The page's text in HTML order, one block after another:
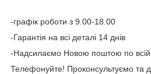
-графік роботи з 9.00-18.00
-Гарантія на всі деталі 14 днів
-Надсилаємо Новою поштою по всій
Телефонуйте! Проконсультуємо та